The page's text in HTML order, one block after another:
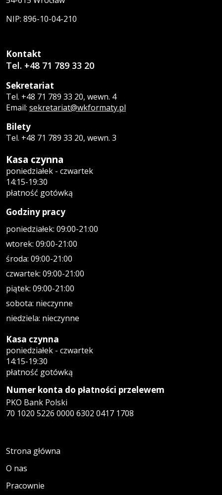
NIP: 896-10-04-210
Kontakt
Tel. +48 71 789 33 20
Sekretariat
Tel. +48 71 789 33 20, wewn. 4
Email: sekretariat@wkformaty.pl
Bilety
Tel. +48 71 789 33 20, wewn. 3
Kasa czynna
poniedziałek - czwartek
14:15-19:30
płatność gotówką
Godziny pracy
poniedziałek: 09:00-21:00
wtorek: 09:00-21:00
środa: 09:00-21:00
czwartek: 09:00-21:00
piątek: 09:00-21:00
sobota: nieczynne
niedziela: nieczynne
Kasa czynna
poniedziałek - czwartek
14:15-19:30
płatność gotówką
Numer konta do płatności przelewem
PKO Bank Polski
70 1020 5226 0000 6302 0417 1708
Strona główna
O nas
Pracownie